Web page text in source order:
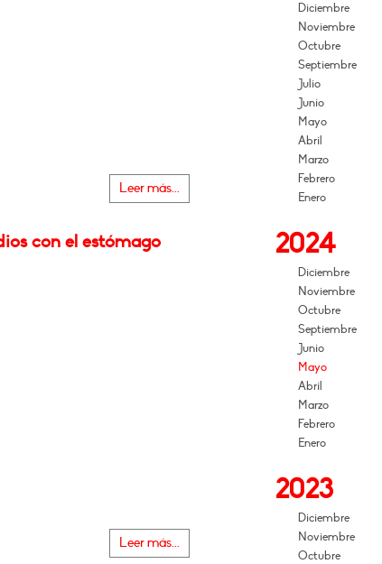
Leer más...
con el estómago
Leer más...
Diciembre
Noviembre
Octubre
Septiembre
Julio
Junio
Mayo
Abril
Marzo
Febrero
Enero
2024
Diciembre
Noviembre
Octubre
Septiembre
Junio
Mayo
Abril
Marzo
Febrero
Enero
2023
Diciembre
Noviembre
Octubre